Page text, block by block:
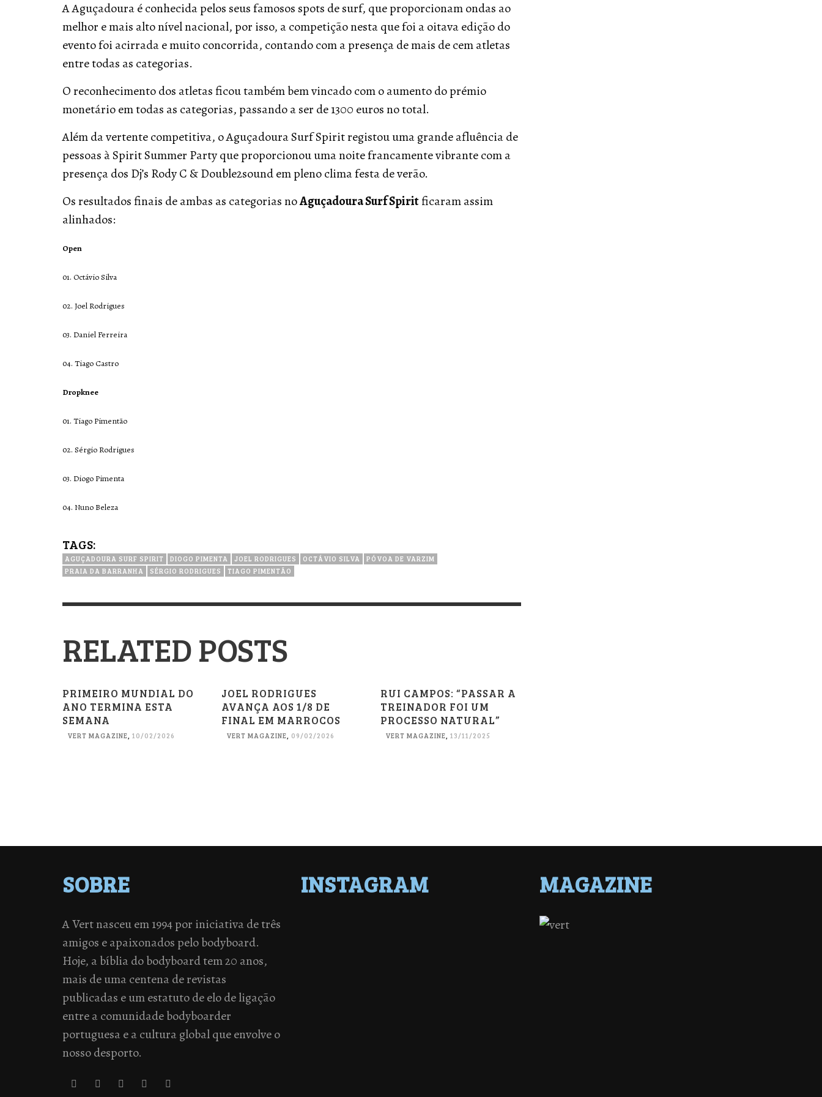
A Aguçadoura é conhecida pelos seus famosos spots de surf, que proporcionam ondas ao
melhor e mais alto nível nacional, por isso, a competição nesta que foi a oitava edição do
evento foi acirrada e muito concorrida, contando com a presença de mais de cem atletas
entre todas as categorias.
O reconhecimento dos atletas ficou também bem vincado com o aumento do prémio
monetário em todas as categorias, passando a ser de 1300 euros no total.
Além da vertente competitiva, o Aguçadoura Surf Spirit registou uma grande afluência de
pessoas à Spirit Summer Party que proporcionou uma noite francamente vibrante com a
presença dos Dj’s Rody C & Double2sound em pleno clima festa de verão.
Os resultados finais de ambas as categorias noAguçadoura Surf Spiritficaram assim
alinhados:
Open
01. Octávio Silva
02. Joel Rodrigues
03. Daniel Ferreira
04. Tiago Castro
Dropknee
01. Tiago Pimentão
02. Sérgio Rodrigues
03. Diogo Pimenta
04. Nuno Beleza
TAGS:
AGUÇADOURA SURF SPIRIT DIOGO PIMENTA JOEL RODRIGUES OCTÁVIO SILVA
PÓVOA DE VARZIM
PRAIA DA BARRANHA
SÉRGIO RODRIGUES TIAGO PIMENTÃO
RELATED POSTS
PRIMEIRO MUNDIAL DO
ANO TERMINA ESTA
SEMANA
VERT MAGAZINE 10/02/2026
JOEL RODRIGUES
AVANÇA AOS 1/8 DE
FINAL EM MARROCOS
VERT MAGAZINE 09/02/2026
RUI CAMPOS: “PASSAR A
TREINADOR FOI UM
PROCESSO NATURAL”
VERT MAGAZINE 13/11/2025
SOBRE
A Vert nasceu em 1994 por iniciativa de três
amigos e apaixonados pelo bodyboard.
Hoje, a bíblia do bodyboard tem 20 anos,
mais de uma centena de revistas
publicadas e um estatuto de elo de ligação
entre a comunidade bodyboarder
portuguesa e a cultura global que envolve o
nosso desporto.
INSTAGRAM MAGAZINE